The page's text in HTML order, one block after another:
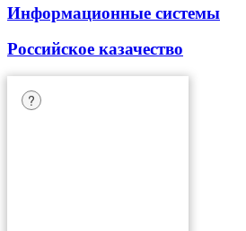
Информационные системы
Российское казачество
?